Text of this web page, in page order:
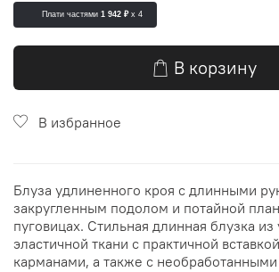
Плати частями 1 942 ₽ x 4
В корзину
В избранное
Блуза удлиненного кроя с длинными
закругленным подолом и потайной
пуговицах. Стильная длинная блузка
эластичной ткани с практичной
карманами, а также с